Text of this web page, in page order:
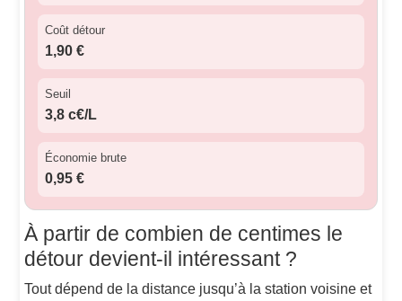
Coût détour
1,90 €
Seuil
3,8 c€/L
Économie brute
0,95 €
À partir de combien de centimes le
détour devient-il intéressant ?
Tout dépend de la distance jusqu’à la station voisine et